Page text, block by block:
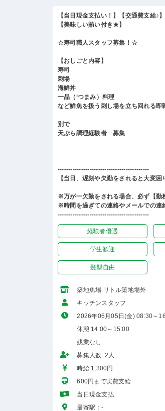
【当日現金支払い！】【交通費支給♪】
【美味しい賄い付き★】
☆寿司職人スタッフ募集！☆
【おしごと内容】
寿司
刺場
海鮮丼
一品（‘つまみ）料理
など鮮魚を扱う刺し場を立ち回れる即
別で
天ぷら調理経験者 募集
-------------------------------------------
【当日、遅刻や欠勤をされると大変
※万が一欠勤をされる場合、必ず【勤
※時間を過ぎての連絡やメールでの連
-------------------------------------------
経験者優遇
学生歓迎
髪型自由
築地魚場 リトル築地場外
キッチンスタッフ
2026年06月05日(金) 08:30～
休憩:14:00～15:00
残業なし
募集人数 2人
時給 1,300円
600円まで実費支給
当日現金支払
最寄駅：-